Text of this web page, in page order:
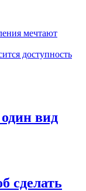
мечтают
доступность
вид
сделать